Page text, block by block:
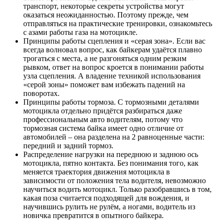
транспорт, некоторые секреты устройства могут
оказаться неожиданностью. Поэтому прежде, чем
отправляться на практические тренировки, ознакомьтесь
с азами работы газа на мотоцикле.
Принципы работы сцепления и «серая зона». Если вас
всегда волновал вопрос, как байкерам удаётся плавно
трогаться с места, а не разгоняться одним резким
рывком, ответ на вопрос кроется в понимании работы
узла сцепления. А владение техникой использования
«серой зоны» поможет вам избежать падений на
поворотах.
Принципы работы тормоза. С тормозными деталями
мотоцикла отдельно придётся разбираться даже
профессиональным авто водителям, потому что
тормозная система байка имеет одно отличие от
автомобилей – она разделена на 2 равноценные части:
передний и задний тормоз.
Распределение нагрузки на переднюю и заднюю ось
мотоцикла, пятно контакта. Без понимания того, как
меняется траектория движения мотоцикла в
зависимости от положения тела водителя, невозможно
научиться водить мотоцикл. Только разобравшись в том,
какая поза считается подходящей для вождения, и
научившись рулить не рулём, а ногами, водитель из
новичка превратится в опытного байкера.